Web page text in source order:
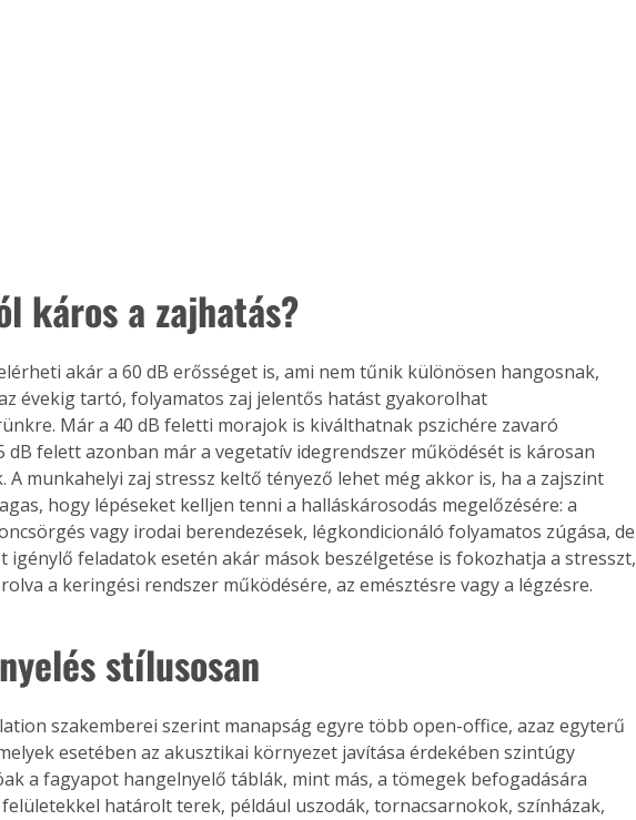
káros a zajhatás?
akár a 60 dB erősséget is, ami nem tűnik különösen hangosnak,
évekig tartó, folyamatos zaj jelentős hatást gyakorolhat
Már a 40 dB feletti morajok is kiválthatnak pszichére zavaró
dB felett azonban már a vegetatív idegrendszer működését is károsan
A munkahelyi zaj stressz keltő tényező lehet még akkor is, ha a zajszint
hogy lépéseket kelljen tenni a halláskárosodás megelőzésére: a
vagy irodai berendezések, légkondicionáló folyamatos zúgása, de
igénylő feladatok esetén akár mások beszélgetése is fokozhatja a stresszt,
a keringési rendszer működésére, az emésztésre vagy a légzésre.
stílusosan
szakemberei szerint manapság egyre több open-office, azaz egyterű
esetében az akusztikai környezet javítása érdekében szintúgy
a fagyapot hangelnyelő táblák, mint más, a tömegek befogadására
határolt terek, például uszodák, tornacsarnokok, színházak,